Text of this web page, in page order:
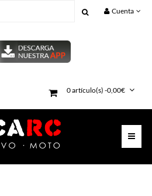
Cuenta
0 artículo(s) -0,00€